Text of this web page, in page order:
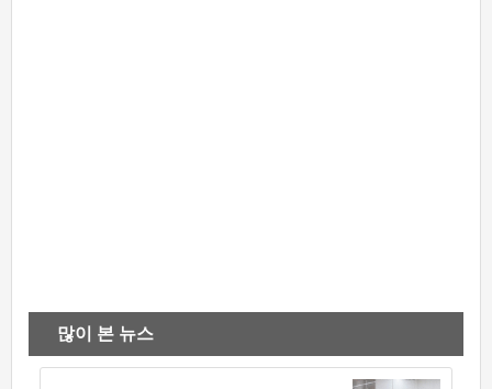
많이 본 뉴스